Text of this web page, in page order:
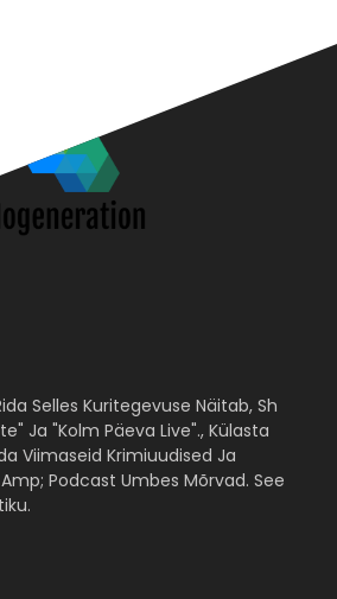
Selles Kuritegevuse Näitab, Sh
Ja "Kolm Päeva Live"., Külasta
Viimaseid Krimiuudised Ja
Podcast Umbes Mõrvad. See